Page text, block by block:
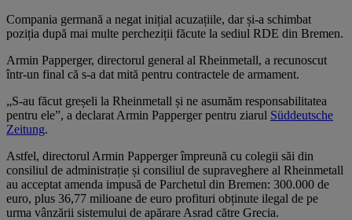
Compania germană a negat inițial acuzațiile, dar și-a schimbat
poziția după mai multe percheziții făcute la sediul RDE din Bremen.
Armin Papperger, directorul general al Rheinmetall, a recunoscut
într-un final că s-a dat mită pentru contractele de armament.
„S-au făcut greșeli la Rheinmetall și ne asumăm responsabilitatea
pentru ele”, a declarat Armin Papperger pentru ziarul Süddeutsche
Zeitung.
Astfel, directorul Armin Papperger împreună cu colegii săi din
consiliul de administrație și consiliul de supraveghere al Rheinmetall
au acceptat amenda impusă de Parchetul din Bremen: 300.000 de
euro, plus 36,77 milioane de euro profituri obținute ilegal de pe
urma vânzării sistemului de apărare Asrad către Grecia.